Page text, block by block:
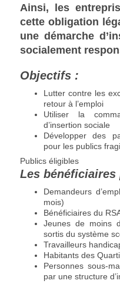
Ainsi, les
cette obligation
une démarche
socialement
Objectifs :
Lutter contre les
retour à l’emploi
Utiliser la
d’insertion sociale
Développer des
pour les publics
Publics éligibles
Les bénéficiaires
Demandeurs
mois)
Bénéficiaires du
Jeunes de moins
sortis du système
Travailleurs
Habitants des
Personnes sous-
par une structure